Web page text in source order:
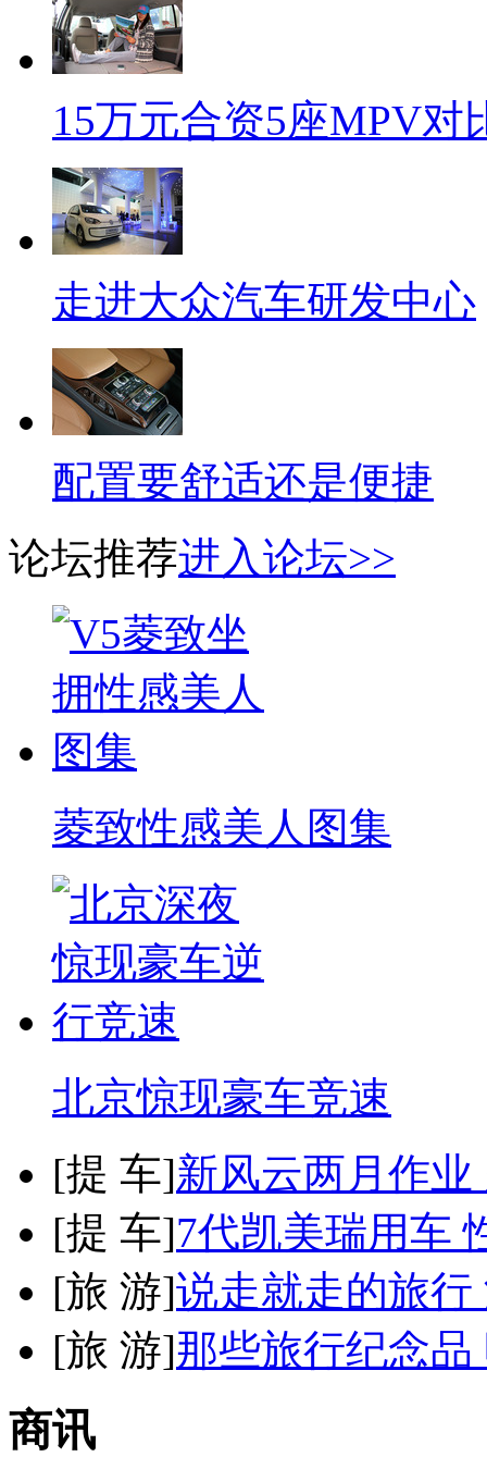
15万元合资5座MPV对
走进大众汽车研发中心
配置要舒适还是便捷
论坛推荐进入论坛>>
菱致性感美人图集
北京惊现豪车竞速
[提 车]新风云两月作
[提 车]7代凯美瑞用车
[旅 游]说走就走的旅
[旅 游]那些旅行纪念
商讯